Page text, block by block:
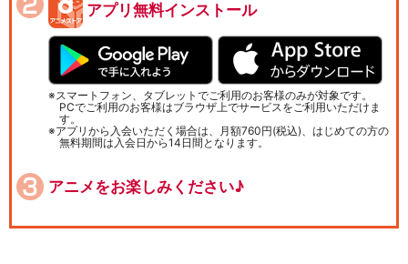
アプリ無料インストール
スマートフォン、タブレットでご利用のお客様のみが対象です。
PCでご利用のお客様はブラウザ上でサービスをご利用いただけま
す。
アプリから入会いただく場合は、月額760円(税込)、はじめての方の
無料期間は入会日から14日間となります。
アニメをお楽しみください♪